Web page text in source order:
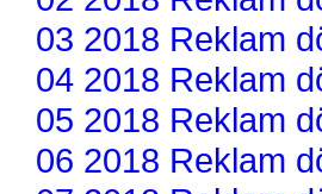
03 2018 Reklam
04 2018 Reklam
05 2018 Reklam
06 2018 Reklam